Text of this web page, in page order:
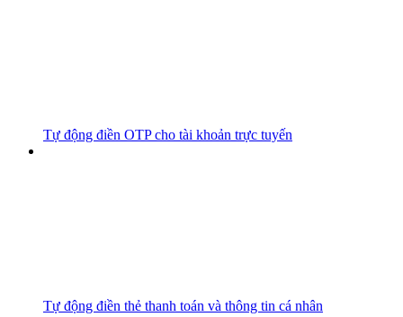
Tự động điền OTP cho tài khoản trực tuyến
Tự động điền thẻ thanh toán và thông tin cá nhân